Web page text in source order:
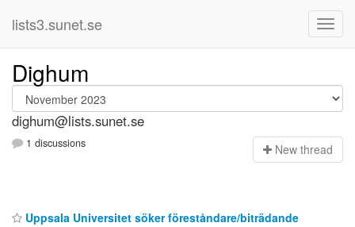
lists3.sunet.se
Dighum
dighum@lists.sunet.se
1 discussions New thread
Uppsala Universitet söker föreståndare/biträdande